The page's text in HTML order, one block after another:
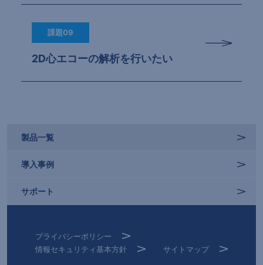
課題09
2D心エコーの解析を行いたい
製品一覧
導入事例
サポート
プライバシーポリシー
情報セキュリティ基本方針
サイトマップ